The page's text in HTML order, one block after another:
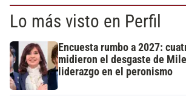
Lo más visto en Perfil
Encuesta rumbo a 2027:
midieron el desgaste de
liderazgo en el peronismo